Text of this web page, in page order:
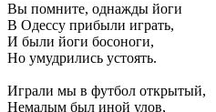
Вы помните, однажды йоги
В Одессу прибыли играть,
И были йоги босоноги,
Но умудрились устоять.
Играли мы в футбол открытый,
Немалым был иной улов,